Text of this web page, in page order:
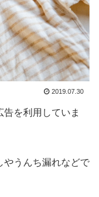
2019.07.30
を利用していま
やうんち漏れなどで